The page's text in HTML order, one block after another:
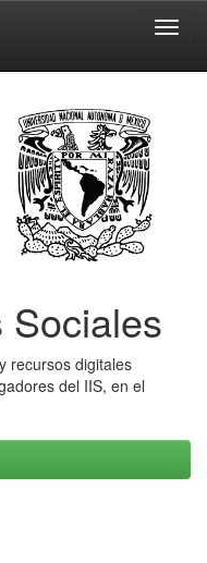
Sociales
recursos digitales
del IIS, en el